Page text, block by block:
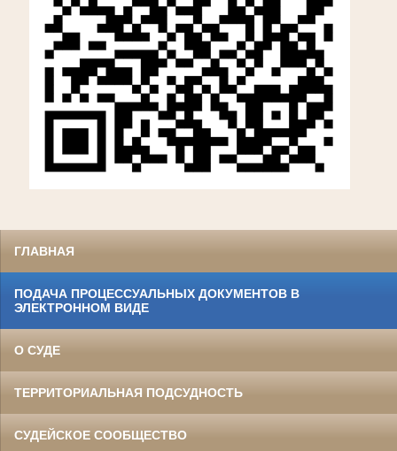
ГЛАВНАЯ
ПОДАЧА ПРОЦЕССУАЛЬНЫХ ДОКУМЕНТОВ В
ЭЛЕКТРОННОМ ВИДЕ
О СУДЕ
ТЕРРИТОРИАЛЬНАЯ ПОДСУДНОСТЬ
СУДЕЙСКОЕ СООБЩЕСТВО